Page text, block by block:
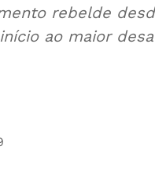
rebelde
ao maior